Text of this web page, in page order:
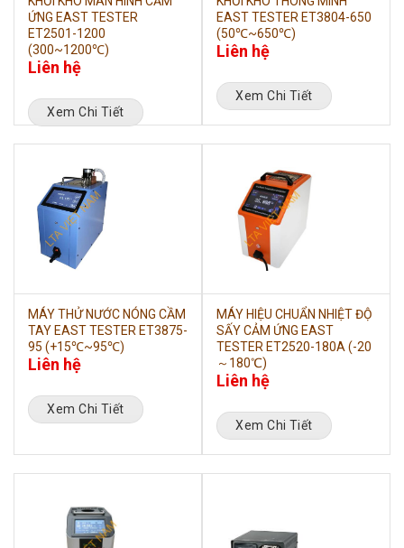
ỨNG EAST TESTER
ET2501-1200
(300~1200℃)
Liên hệ
Xem Chi Tiết
EAST TESTER ET3804-650
(50℃~650℃)
Liên hệ
Xem Chi Tiết
MÁY THỬ NƯỚC NÓNG CẦM
TAY EAST TESTER ET3875-
95 (+15℃~95℃)
Liên hệ
Xem Chi Tiết
MÁY HIỆU CHUẨN NHIỆT ĐỘ
SẤY CẢM ỨNG EAST
TESTER ET2520-180A (-20
～180℃)
Liên hệ
Xem Chi Tiết